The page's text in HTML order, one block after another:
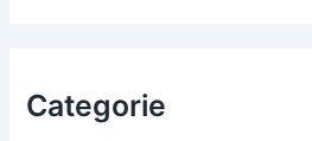
Categorie